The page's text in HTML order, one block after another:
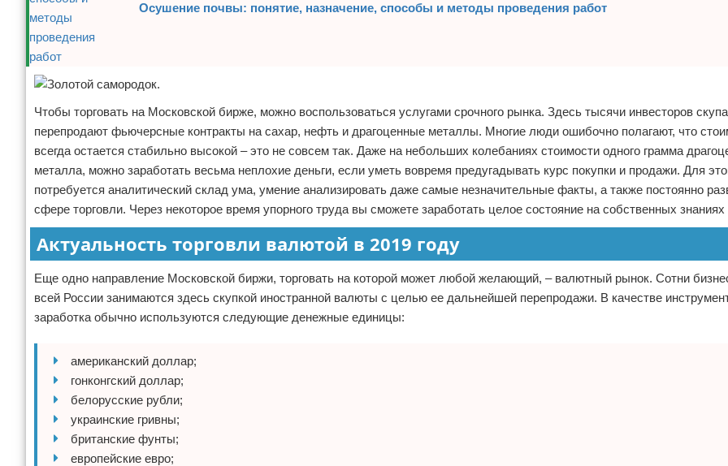
Осушение почвы: понятие, назначение, способы и методы проведения работ
Чтобы торговать на Московской бирже, можно воспользоваться услугами срочного рынка. Здесь тысячи инвесторов
перепродают фьючерсные контракты на сахар, нефть и драгоценные металлы. Многие люди ошибочно полагают, что
всегда остается стабильно высокой – это не совсем так. Даже на небольших колебаниях стоимости одного грамма
металла, можно заработать весьма неплохие деньги, если уметь вовремя предугадывать курс покупки и продажи. Для
потребуется аналитический склад ума, умение анализировать даже самые незначительные факты, а также постоянно
сфере торговли. Через некоторое время упорного труда вы сможете заработать целое состояние на собственных
Актуальность торговли валютой в 2019 году
Еще одно направление Московской биржи, торговать на которой может любой желающий, – валютный рынок. Сотни
всей России занимаются здесь скупкой иностранной валюты с целью ее дальнейшей перепродажи. В качестве
заработка обычно используются следующие денежные единицы:
американский доллар;
гонконгский доллар;
белорусские рубли;
украинские гривны;
британские фунты;
европейские евро;